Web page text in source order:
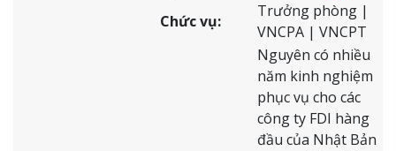
Chức vụ:
Trưởng phòng |
VNCPA | VNCPT
Nguyên có nhiều
năm kinh nghiệm
phục vụ cho các
công ty FDI hàng
đầu của Nhật Bản